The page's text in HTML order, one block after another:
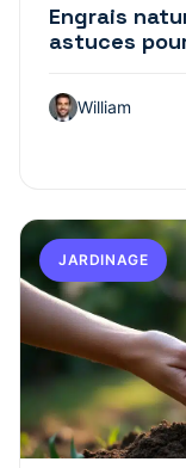
Engrais
astuces
William
JARDINAGE